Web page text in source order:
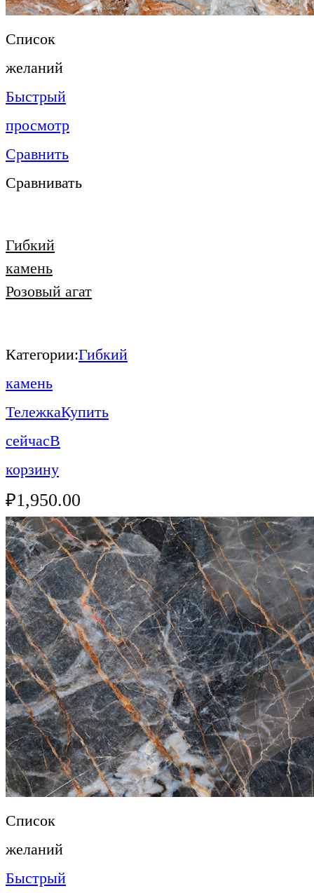
Список
желаний
Быстрый
просмотр
Сравнить
Сравнивать
Гибкий
камень
Розовый агат
Категории:Гибкий
камень
ТележкаКупить
сейчасВ
корзину
₽1,950.00
Список
желаний
Быстрый